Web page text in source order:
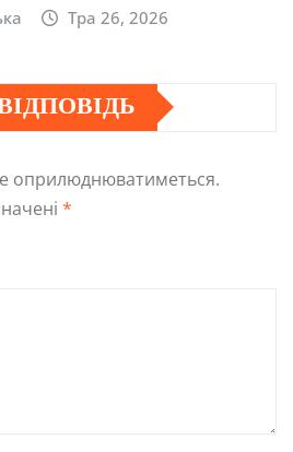
Тра 26, 2026
оприлюднюватиметься.
*